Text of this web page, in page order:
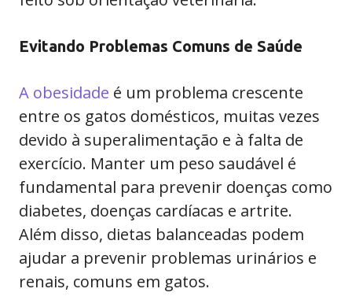
Evitando Problemas Comuns de Saúde
A obesidade é um problema crescente
entre os gatos domésticos, muitas vezes
devido à superalimentação e à falta de
exercício. Manter um peso saudável é
fundamental para prevenir doenças como
diabetes, doenças cardíacas e artrite.
Além disso, dietas balanceadas podem
ajudar a prevenir problemas urinários e
renais, comuns em gatos.